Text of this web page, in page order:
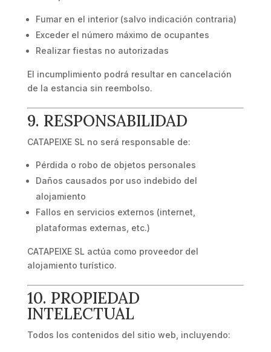
Fumar en el interior (salvo indicación contraria)
Exceder el número máximo de ocupantes
Realizar fiestas no autorizadas
El incumplimiento podrá resultar en cancelación
de la estancia sin reembolso.
9. RESPONSABILIDAD
CATAPEIXE SL no será responsable de:
Pérdida o robo de objetos personales
Daños causados por uso indebido del
alojamiento
Fallos en servicios externos (internet,
plataformas externas, etc.)
CATAPEIXE SL actúa como proveedor del
alojamiento turístico.
10. PROPIEDAD
INTELECTUAL
Todos los contenidos del sitio web, incluyendo: